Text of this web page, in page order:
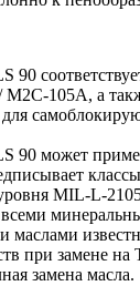
105A, а
может
MIL-L-
маслами
при замене
замена масла.